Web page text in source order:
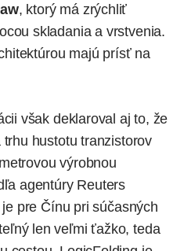
, ktorý má zrýchliť
skladania a vrstvenia.
majú prísť na
však deklaroval aj to, že
hustotu tranzistorov
výrobnou
agentúry Reuters
pre Čínu pri súčasných
len veľmi ťažko, teda